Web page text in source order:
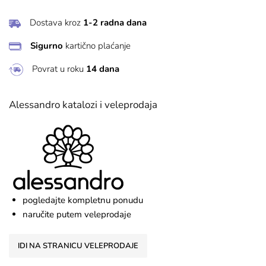
Dostava kroz 1-2 radna dana
Sigurno kartično plaćanje
Povrat u roku 14 dana
Alessandro katalozi i veleprodaja
pogledajte kompletnu ponudu
naručite putem veleprodaje
IDI NA STRANICU VELEPRODAJE